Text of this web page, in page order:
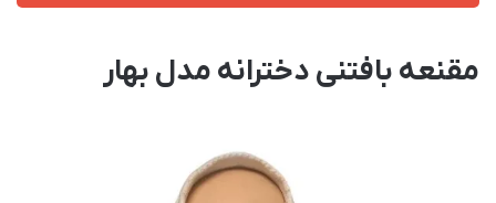
مقنعه بافتنی دخترانه مدل بهار